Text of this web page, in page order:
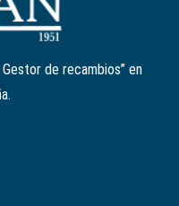
€El
actual
de recambios” en